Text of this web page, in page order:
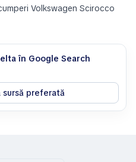
Volkswagen Scirocco
în Google Search
sursă preferată